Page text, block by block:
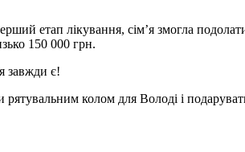
етап лікування, сім’я змогла
150 000 грн.
завжди є!
колом для Володі і